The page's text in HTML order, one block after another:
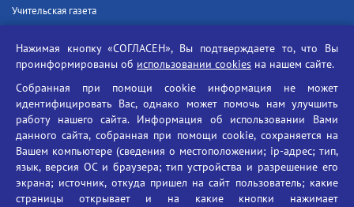
Учительская газета
Единый портал государственных услуг
Противодействие угрозам информационной безопасности
Социальные ролики - Генеральная прокуратура РФ
Противодействие коррупции
БГУ против наркотиков
Брянский государственный университет
имени академика И.Г. Петровского
Нажимая кнопку «СОГЛАСЕН», Вы подтверждаете то, что Вы
проинформированы об использовании cookies на нашем сайте.
Собранная при помощи cookie информация не может
идентифицировать Вас, однако может помочь нам улучшить
работу нашего сайта. Информация об использовании Вами
данного сайта, собранная при помощи cookie, сохраняется на
Вашем компьютере (сведения о местоположении; ip-адрес; тип,
язык, версия ОС и браузера; тип устройства и разрешение его
экрана; источник, откуда пришел на сайт пользователь; какие
страницы открывает и на какие кнопки нажимает